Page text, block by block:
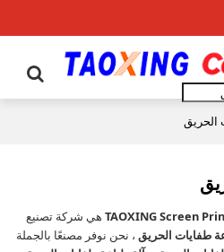
الحريق
TAOXING Screen هي شركة تصنيع
طفايات الحريق ، نحن نوفر مصنعًا بالجملة